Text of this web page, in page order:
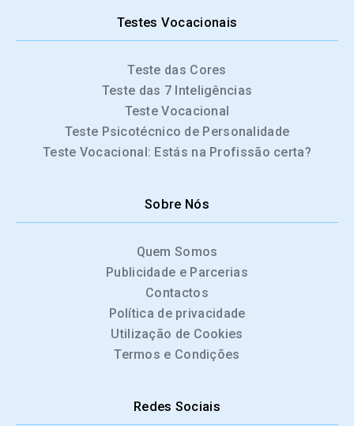
Testes Vocacionais
Teste das Cores
Teste das 7 Inteligências
Teste Vocacional
Teste Psicotécnico de Personalidade
Teste Vocacional: Estás na Profissão certa?
Sobre Nós
Quem Somos
Publicidade e Parcerias
Contactos
Política de privacidade
Utilização de Cookies
Termos e Condições
Redes Sociais